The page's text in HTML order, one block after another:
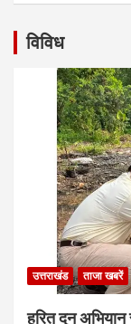
विविध
उत्तराखंड ताजा खबरें
हरित दून अभियान